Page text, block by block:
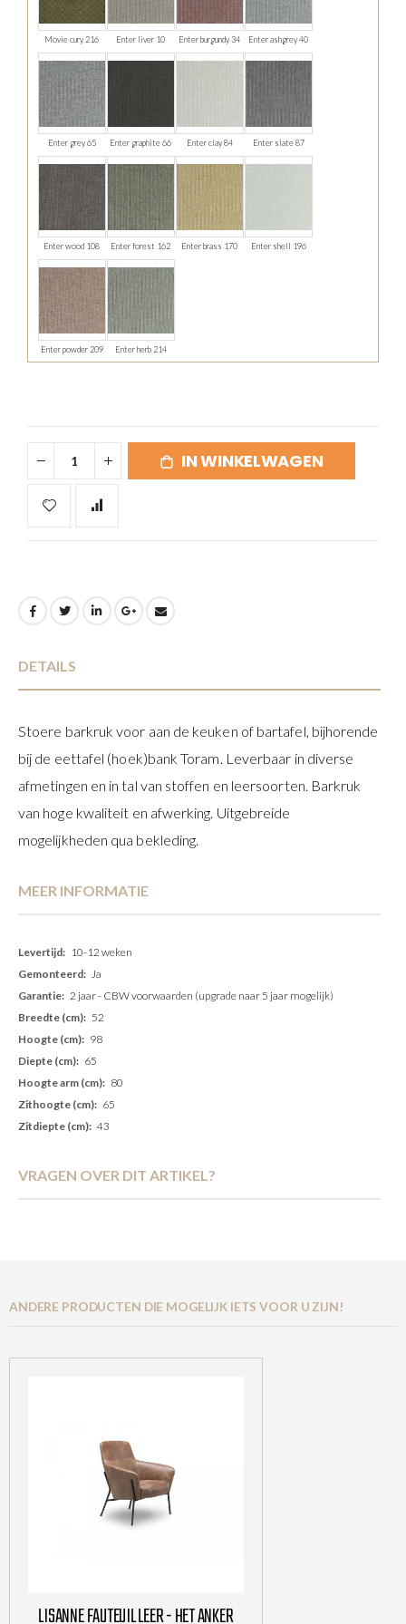
Movie cury 216 Enter liver 10 Enter burgundy 34 Enter ashgrey 40
Enter grey 65 Enter graphite 66 Enter clay 84 Enter slate 87
Enter wood 108 Enter forest 162 Enter brass 170 Enter shell 196
Enter powder 209 Enter herb 214
IN WINKELWAGEN
DETAILS
Stoere barkruk voor aan de keuken of bartafel, bijhorende
bij de eettafel (hoek)bank Toram. Leverbaar in diverse
afmetingen en in tal van stoffen en leersoorten. Barkruk
van hoge kwaliteit en afwerking. Uitgebreide
mogelijkheden qua bekleding.
MEER INFORMATIE
Meer
informatie
10-12 weken
Ja
2 jaar - CBW voorwaarden (upgrade naar 5 jaar mogelijk)
52
98
65
80
65
43
VRAGEN OVER DIT ARTIKEL?
ANDERE PRODUCTEN DIE MOGELIJK IETS VOOR U ZIJN!
LISANNE FAUTEUIL LEER - HET ANKER